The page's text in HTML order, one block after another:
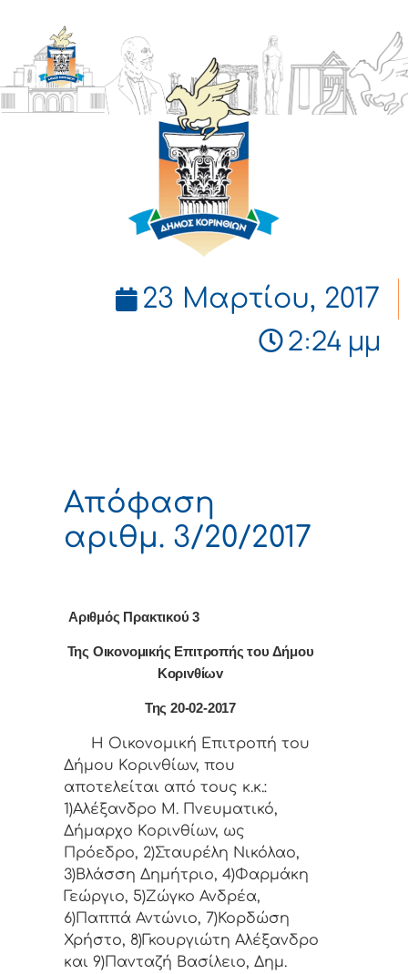
ΔΗΜΟΣ
ΚΟΡΙΝΘΙΩΝ
23 Μαρτίου, 2017
2:24 μμ
Απόφαση
αριθμ. 3/20/2017
Αριθμός Πρακτικού 3
Της Οικονομικής Επιτρoπής τoυ Δήμoυ
Κoριvθίωv
Της 20-02-2017
Η Οικονομική Επιτρoπή τoυ
Δήμoυ Κoριvθίωv, πoυ
απoτελείται από τoυς κ.κ.:
1)Αλέξανδρο Μ. Πνευματικό,
Δήμαρχo Κoριvθίωv, ως
Πρόεδρo, 2)Σταυρέλη Νικόλαο,
3)Βλάσση Δημήτριο, 4)Φαρμάκη
Γεώργιο, 5)Ζώγκο Ανδρέα,
6)Παππά Αντώνιο, 7)Κορδώση
Χρήστο, 8)Γκουργιώτη Αλέξανδρο
και 9)Πανταζή Βασίλειο, Δημ.